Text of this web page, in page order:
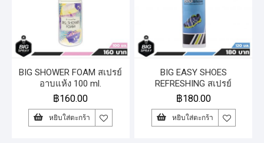
BIG SHOWER FOAM สเปรย์
อาบแห้ง 100 ml.
฿160.00
หยิบใส่ตะกร้า
BIG EASY SHOES
REFRESHING สเปรย์
ทำความสะอาดและดับกลิ่น
ภายในรองเท้า
฿180.00
หยิบใส่ตะกร้า